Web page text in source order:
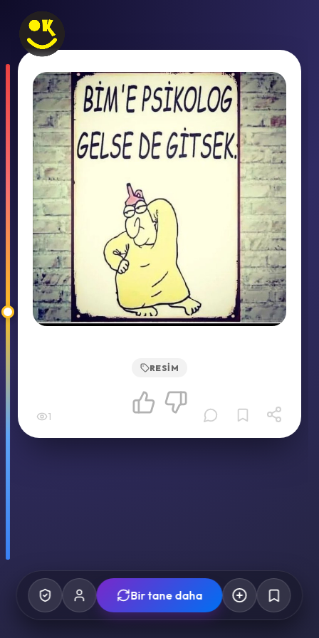
RESIM
1
Bir tane daha